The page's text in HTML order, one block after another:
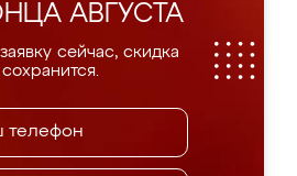
АВГУСТА
сейчас, скидка
сохранится.